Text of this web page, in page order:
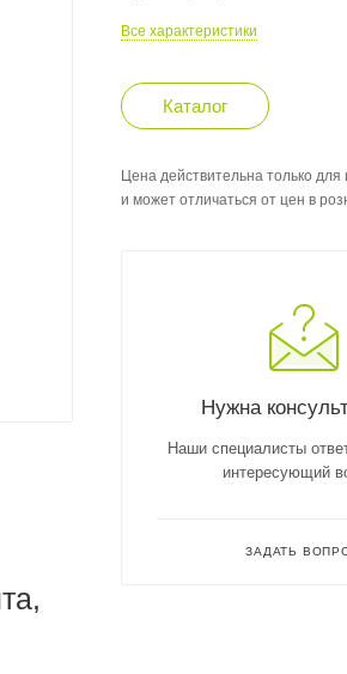
Все характеристики
Каталог
Цена действительна только для
и может отличаться от цен в
Нужна
Наши специалисты
интересующий
ЗАДАТЬ